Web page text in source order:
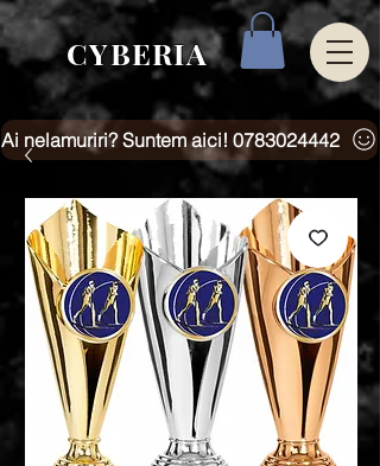
CYBERIA
Ai nelamuriri? Suntem aici! 0783024442